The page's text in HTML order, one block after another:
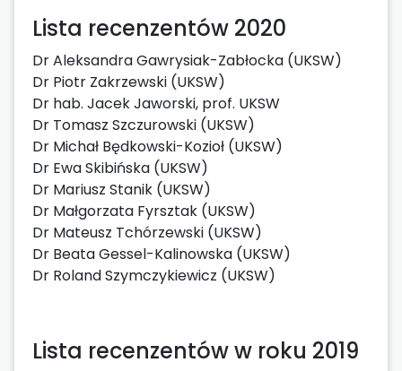
Lista recenzentów 2020
Dr Aleksandra Gawrysiak-Zabłocka (UKSW)
Dr Piotr Zakrzewski (UKSW)
Dr hab. Jacek Jaworski, prof. UKSW
Dr Tomasz Szczurowski (UKSW)
Dr Michał Będkowski-Kozioł (UKSW)
Dr Ewa Skibińska (UKSW)
Dr Mariusz Stanik (UKSW)
Dr Małgorzata Fyrsztak (UKSW)
Dr Mateusz Tchórzewski (UKSW)
Dr Beata Gessel-Kalinowska (UKSW)
Dr Roland Szymczykiewicz (UKSW)
Lista recenzentów w roku 2019